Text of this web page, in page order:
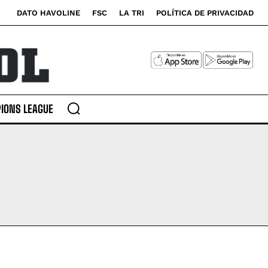
DATO HAVOLINE FSC LA TRI POLÍTICA DE PRIVACIDAD
LEAGUE